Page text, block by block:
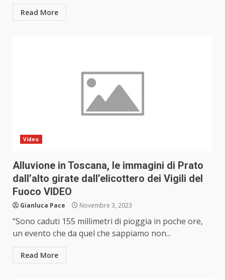
Read More
Video
Alluvione in Toscana, le immagini di Prato
dall’alto girate dall’elicottero dei Vigili del
Fuoco VIDEO
Gianluca Pace Novembre 3, 2023
“Sono caduti 155 millimetri di pioggia in poche ore,
un evento che da quel che sappiamo non...
Read More